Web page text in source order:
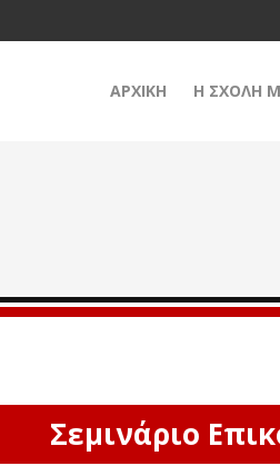
ΑΡΧΙΚΗ Η ΣΧΟΛΗ
Σεμινάριο